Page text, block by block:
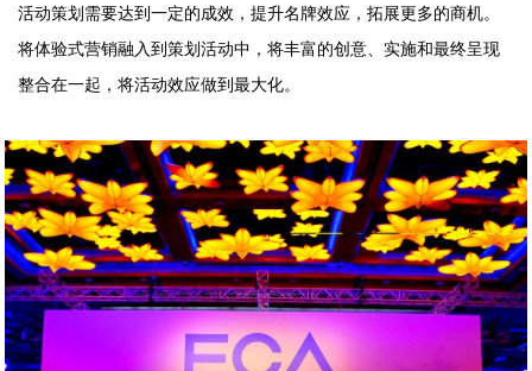
活动策划需要达到一定的成效，提升名牌效应，拓展更多的商机。
将体验式营销融入到策划活动中，将丰富的创意、实施和最终呈现
整合在一起，将活动效应做到最大化。